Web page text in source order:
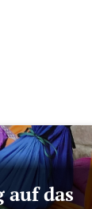
auf das